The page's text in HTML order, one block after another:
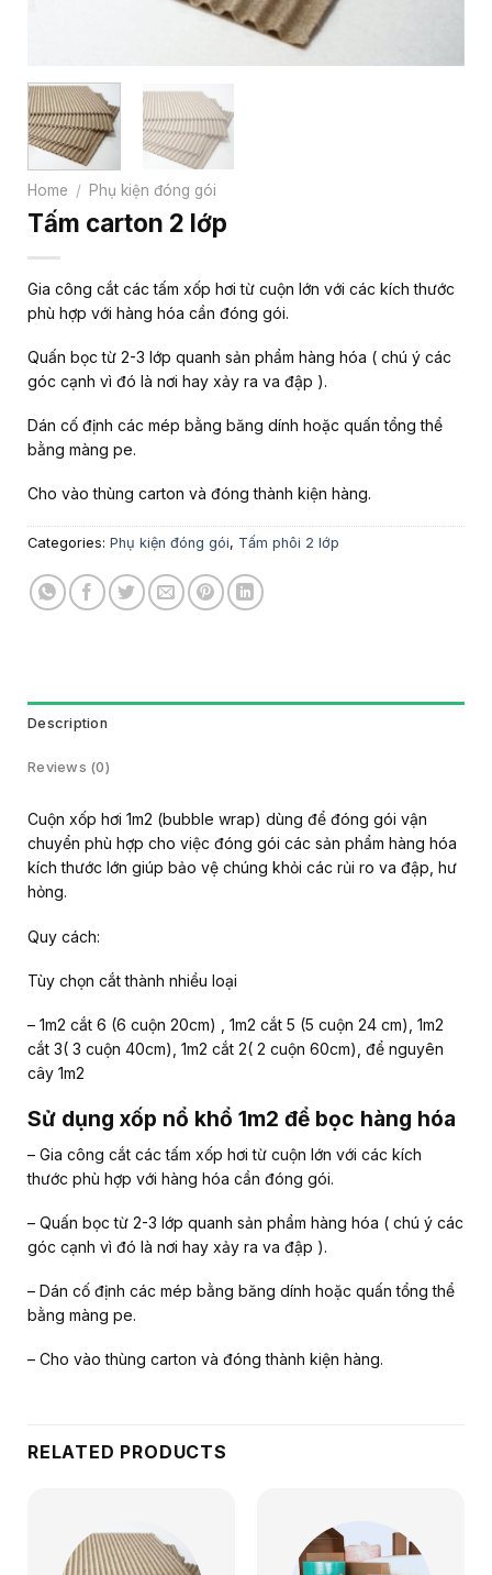
Home / Phụ kiện đóng gói
Tấm carton 2 lớp
Gia công cắt các tấm xốp hơi từ cuộn lớn với các kích thước
phù hợp với hàng hóa cần đóng gói.
Quấn bọc từ 2-3 lớp quanh sản phẩm hàng hóa ( chú ý các
góc cạnh vì đó là nơi hay xảy ra va đập ).
Dán cố định các mép bằng băng dính hoặc quấn tổng thể
bằng màng pe.
Cho vào thùng carton và đóng thành kiện hàng.
Categories: Phụ kiện đóng gói, Tấm phôi 2 lớp
Description
Reviews (0)
Cuộn xốp hơi 1m2 (bubble wrap) dùng để đóng gói vận
chuyển phù hợp cho việc đóng gói các sản phẩm hàng hóa
kích thước lớn giúp bảo vệ chúng khỏi các rủi ro va đập, hư
hỏng.
Quy cách:
Tùy chọn cắt thành nhiều loại
– 1m2 cắt 6 (6 cuộn 20cm) , 1m2 cắt 5 (5 cuộn 24 cm), 1m2
cắt 3( 3 cuộn 40cm), 1m2 cắt 2( 2 cuộn 60cm), để nguyên
cây 1m2
Sử dụng xốp nổ khổ 1m2 để bọc hàng hóa
– Gia công cắt các tấm xốp hơi từ cuộn lớn với các kích
thước phù hợp với hàng hóa cần đóng gói.
– Quấn bọc từ 2-3 lớp quanh sản phẩm hàng hóa ( chú ý các
góc cạnh vì đó là nơi hay xảy ra va đập ).
– Dán cố định các mép bằng băng dính hoặc quấn tổng thể
bằng màng pe.
– Cho vào thùng carton và đóng thành kiện hàng.
RELATED PRODUCTS